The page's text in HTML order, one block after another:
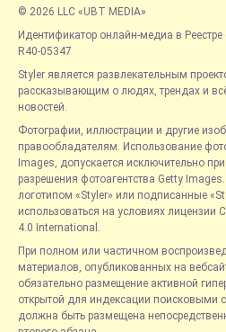
© 2026 LLC «UBT MEDIA»
Идентификатор онлайн-медиа в
R40-05347
Styler является развлекательным
рассказывающим о людях, трендах и
новостей.
Фотографии, иллюстрации и другие
правообладателям. Использование
Images, допускается исключительно
разрешения фотоагентства Getty
логотипом «Styler» или подписанные
использоваться на условиях лицензии
4.0 International.
При полном или частичном
материалов, опубликованных на
обязательно размещение активной
открытой для индексации поисковыми
должна быть размещена